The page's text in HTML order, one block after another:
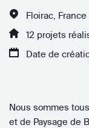
Floirac, France
12 projets
Date de
Nous sommes
et de Paysage de